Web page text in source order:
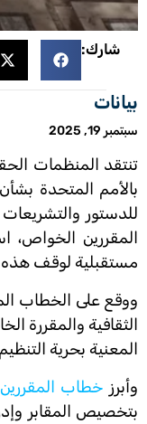
شارك:
بيانات
سبتمبر 19, 2025
تنتقد المنظمات
بالأمم المتحدة
للدستور
المقررين الخواص،
مستقبلية لوقف هذه
ووقع على الخطاب
الثقافية والمقررة
المعنية بحرية
وأبرز خطاب
بتخصيص المقابر